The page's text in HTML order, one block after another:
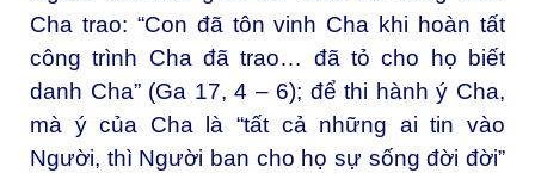
Cha trao: “Con đã tôn vinh Cha khi hoàn tất
công trình Cha đã trao… đã tỏ cho họ biết
danh Cha” (Ga 17, 4 – 6); để thi hành ý Cha,
mà ý của Cha là “tất cả những ai tin vào
Người, thì Người ban cho họ sự sống đời đời”